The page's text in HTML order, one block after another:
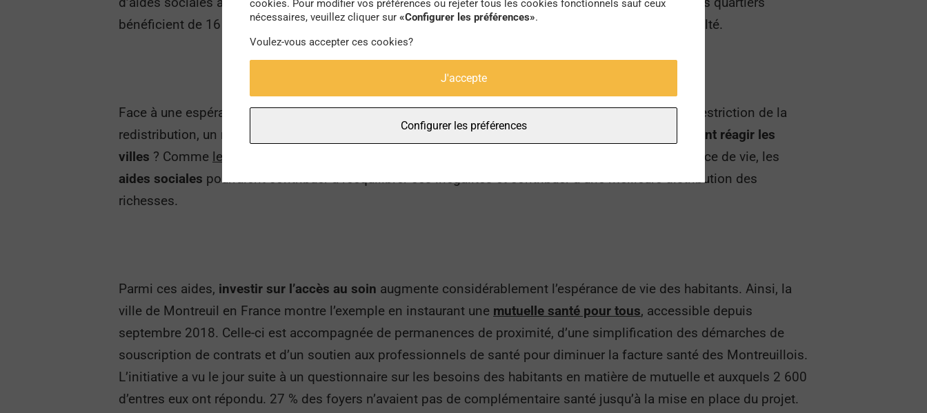
bénéficient de 16 ans d’espérance de vie de plus en comparaison aux populations les plus en difficulté.
Face à une espérance de vie qui diminue, la répartition inégalitaire de la richesse, des pratiques de restriction de la
redistribution, un ras le bol et une exigence sociale qui s’affirme dans certains pays,
comment peuvent réagir les
villes ? Comme les revenus impactent le niveau de vie des citoyens
et intrinsèquement, leur espérance de vie, les
aides sociales pourraient contribuer à rééquilibrer ces inégalités et contribuer à une meilleure distribution des
richesses.
Parmi ces aides, investir sur l’accès au soin augmente considérablement l’espérance de vie des habitants. Ainsi, la
ville de Montreuil en France montre l’exemple en instaurant une mutuelle santé pour tous, accessible depuis
septembre 2018. Celle-ci est accompagnée de permanences de proximité, d’une simplification des démarches de
souscription de contrats et d’un soutien aux professionnels de santé pour diminuer la facture santé des Montreuillois.
L’initiative a vu le jour suite à un questionnaire sur les besoins des habitants en matière de mutuelle et auxquels 2 600
d’entres eux ont répondu. 27 % des foyers n’avaient pas de complémentaire santé jusqu’à la mise en place du projet.
cookies. Pour modifier vos préférences ou rejeter tous les cookies fonctionnels sauf ceux
nécessaires, veuillez cliquer sur «Configurer les préférences».
Voulez-vous accepter ces cookies?
J'accepte
Configurer les préférences